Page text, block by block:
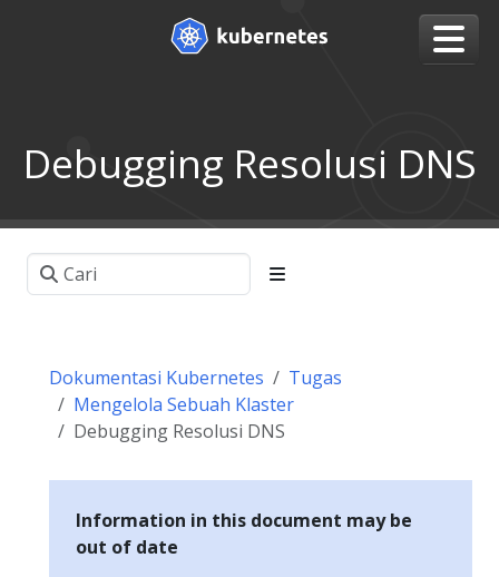
Debugging Resolusi DNS
Dokumentasi Kubernetes
Tugas
Mengelola Sebuah Klaster
Debugging Resolusi DNS
Information in this document may be
out of date